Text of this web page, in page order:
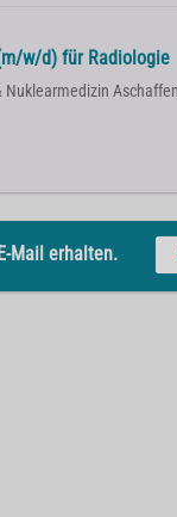
w/d) für Radiologie
Nuklearmedizin
Mail erhalten.